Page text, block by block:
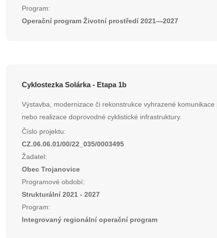
Program:
Operační program Životní prostředí 2021—2027
Cyklostezka Solárka - Etapa 1b
Výstavba, modernizace či rekonstrukce vyhrazené komunikace
nebo realizace doprovodné cyklistické infrastruktury.
Číslo projektu:
CZ.06.06.01/00/22_035/0003495
Žadatel:
Obec Trojanovice
Programové období:
Strukturální 2021 - 2027
Program:
Integrovaný regionální operační program